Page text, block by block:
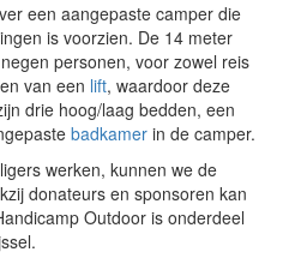
een aangepaste camper die
is voorzien. De 14 meter
personen, voor zowel reis
van een lift, waardoor deze
drie hoog/laag bedden, een
badkamer in de camper.
werken, kunnen we de
donateurs en sponsoren kan
Outdoor is onderdeel